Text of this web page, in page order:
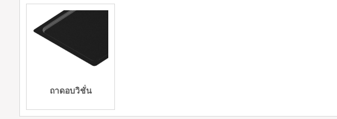
ถาดอบวิชั่น